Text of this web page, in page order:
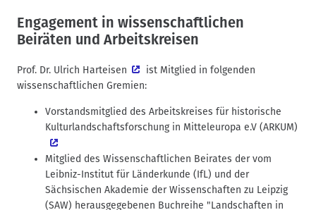
Engagement in wissenschaftlichen
Beiräten und Arbeitskreisen
Prof. Dr. Ulrich Harteisen
ist Mitglied in folgenden
wissenschaftlichen Gremien:
Vorstandsmitglied des Arbeitskreises für historische
Kulturlandschaftsforschung in Mitteleuropa e.V (ARKUM)
Mitglied des Wissenschaftlichen Beirates der vom
Leibniz-Institut für Länderkunde (IfL) und der
Sächsischen Akademie der Wissenschaften zu Leipzig
(SAW) herausgegebenen Buchreihe "Landschaften in